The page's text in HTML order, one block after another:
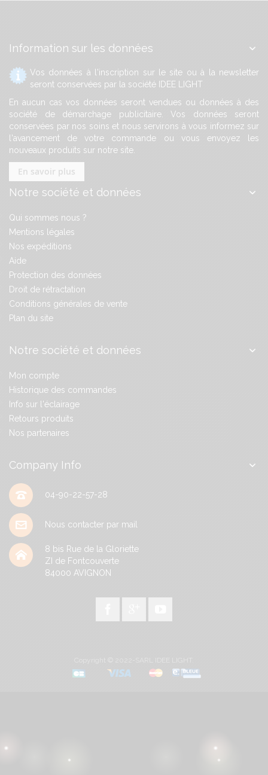
Information sur les données
Vos données à l'inscription sur le site ou à la newsletter
seront conservées par la société IDEE LIGHT
En aucun cas vos données seront vendues ou données à des
société de démarchage publicitaire. Vos données seront
conservées par nos soins et nous servirons à vous informez sur
l'avancement de votre commande ou vous envoyez les
nouveaux produits sur notre site.
En savoir plus
Notre société et données
Qui sommes nous ?
Mentions légales
Nos expéditions
Aide
Protection des données
Droit de rétractation
Conditions générales de vente
Plan du site
Notre société et données
Mon compte
Historique des commandes
Info sur l'éclairage
Retours produits
Nos partenaires
Company Info
04-90-22-57-28
Nous contacter par mail
8 bis Rue de la Gloriette
ZI de Fontcouverte
84000 AVIGNON